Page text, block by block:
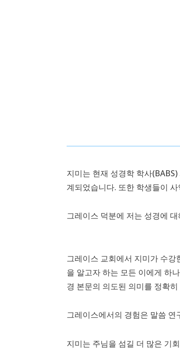
지미는 현재 성경학 학사
계되었습니다. 또한 학생들이
그레이스 덕분에 저는 성경에
그레이스 교회에서 지미가 수
을 알고자 하는 모든 이에게 하
경 본문의 의도된 의미를 정확
그레이스에서의 경험은 말씀
지미는 주님을 섬길 더 많은 기